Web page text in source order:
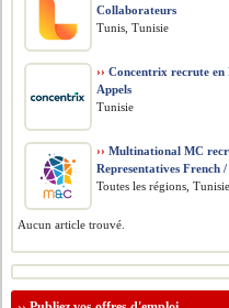
Collaborateurs
Tunis, Tunisie
›› Concentrix recrute en
Appels
Tunisie
›› Multinational MC
Representatives French
Toutes les régions, Tunisie
Aucun article trouvé.